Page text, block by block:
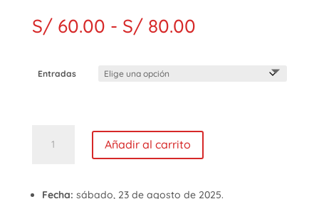
S/60.00 - S/80.00Rango
Entradas
Cuentas
Añadir al carrito
Fecha: sábado, 23 de agosto de 2025.